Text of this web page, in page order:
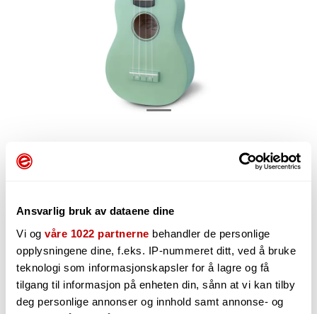
Ansvarlig bruk av dataene dine
Vi og våre 1022 partnerne behandler de personlige
opplysningene dine, f.eks. IP-nummeret ditt, ved å bruke
teknologi som informasjonskapsler for å lagre og få
tilgang til informasjon på enheten din, sånn at vi kan tilby
deg personlige annonser og innhold samt annonse- og
422,-
- +